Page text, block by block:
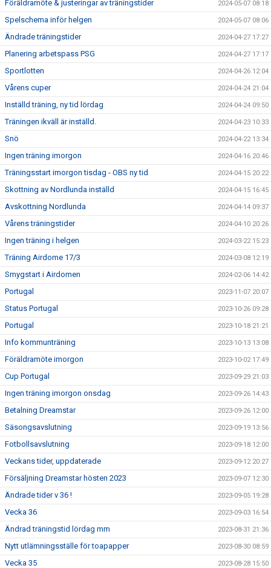
Föräldramöte & justeringar av träningstider 2024-05-07 08:18
Spelschema inför helgen 2024-05-07 08:06
Ändrade träningstider 2024-04-27 17:27
Planering arbetspass PSG 2024-04-27 17:17
Sportlotten 2024-04-26 12:04
Vårens cuper 2024-04-24 21:04
Inställd träning, ny tid lördag 2024-04-24 09:50
Träningen ikväll är inställd. 2024-04-23 10:33
Snö 2024-04-22 13:34
Ingen träning imorgon 2024-04-16 20:46
Träningsstart imorgon tisdag - OBS ny tid 2024-04-15 20:22
Skottning av Nordlunda inställd 2024-04-15 16:45
Avskottning Nordlunda 2024-04-14 09:37
Vårens träningstider 2024-04-10 20:26
Ingen träning i helgen 2024-03-22 15:23
Träning Airdome 17/3 2024-03-08 12:19
Smygstart i Airdomen 2024-02-06 14:42
Portugal 2023-11-07 20:07
Status Portugal 2023-10-26 09:28
Portugal 2023-10-18 21:21
Info kommunträning 2023-10-13 13:08
Föräldramöte imorgon 2023-10-02 17:49
Cup Portugal 2023-09-29 21:03
Ingen träning imorgon onsdag 2023-09-26 14:43
Betalning Dreamstar 2023-09-26 12:00
Säsongsavslutning 2023-09-19 13:56
Fotbollsavslutning 2023-09-18 12:00
Veckans tider, uppdaterade 2023-09-12 20:27
Försäljning Dreamstar hösten 2023 2023-09-07 12:30
Ändrade tider v 36 ! 2023-09-05 19:28
Vecka 36 2023-09-03 16:54
Ändrad träningstid lördag mm 2023-08-31 21:36
Nytt utlämningsställe för toapapper 2023-08-30 08:59
Vecka 35 2023-08-28 15:50